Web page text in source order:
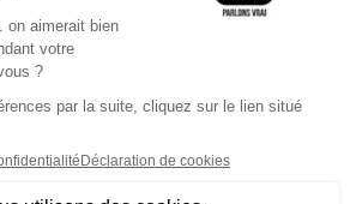
/ Android
l'application